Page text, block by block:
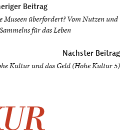
Beitrag
Museen überfordert? Vom Nutzen und
für das Leben
Nächster Beitrag
Kultur und das Geld (Hohe Kultur 5)